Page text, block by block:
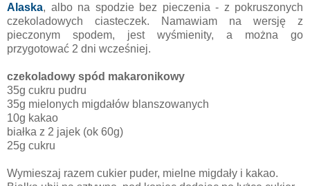
Alaska, albo na spodzie bez pieczenia - z pokruszonych
czekoladowych ciasteczek. Namawiam na wersję z
pieczonym spodem, jest wyśmienity, a można go
przygotować 2 dni wcześniej.
czekoladowy spód makaronikowy
35g cukru pudru
35g mielonych migdałów blanszowanych
10g kakao
białka z 2 jajek (ok 60g)
25g cukru
Wymieszaj razem cukier puder, mielne migdały i kakao.